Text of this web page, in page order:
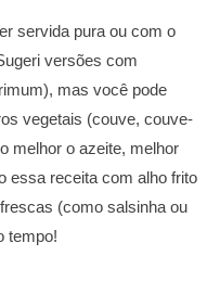
servida pura ou com o
versões com
mas você pode
vegetais (couve, couve-
melhor o azeite, melhor
essa receita com alho frito
(como salsinha ou
tempo!